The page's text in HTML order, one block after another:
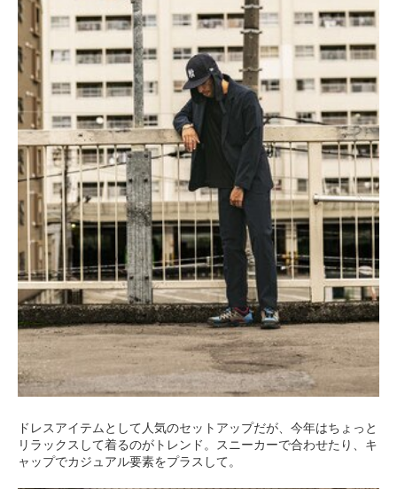
ドレスアイテムとして人気のセットアップだが、今年はちょっと
リラックスして着るのがトレンド。スニーカーで合わせたり、キ
ャップでカジュアル要素をプラスして。